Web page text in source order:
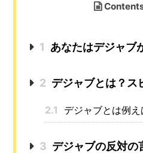
1 あなたはデジャブ
2 デジャブとは？ス
2.1 デジャブとは例
3 デジャブの反対の